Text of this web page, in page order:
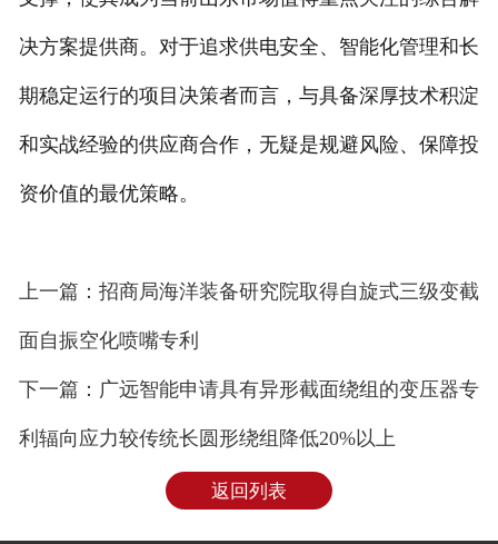
决方案提供商。对于追求供电安全、智能化管理和长
期稳定运行的项目决策者而言，与具备深厚技术积淀
和实战经验的供应商合作，无疑是规避风险、保障投
资价值的最优策略。
上一篇：招商局海洋装备研究院取得自旋式三级变截
面自振空化喷嘴专利
下一篇：广远智能申请具有异形截面绕组的变压器专
利辐向应力较传统长圆形绕组降低20%以上
返回列表